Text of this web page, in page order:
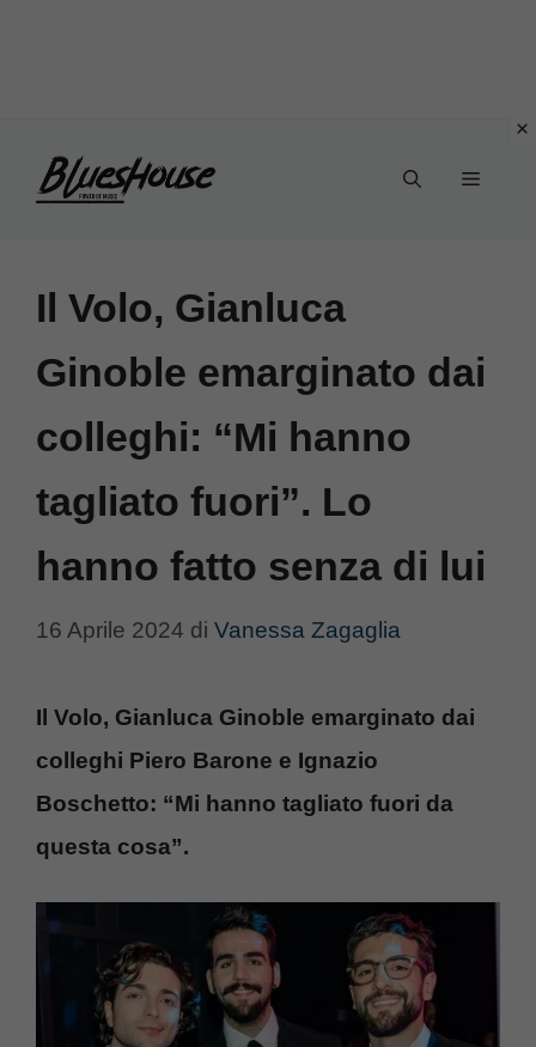
Menu
Il Volo, Gianluca
Ginoble emarginato dai
colleghi: “Mi hanno
tagliato fuori”. Lo
hanno fatto senza di lui
16 Aprile 2024 di Vanessa Zagaglia
Il Volo, Gianluca Ginoble emarginato dai
colleghi Piero Barone e Ignazio
Boschetto: “Mi hanno tagliato fuori da
questa cosa”.